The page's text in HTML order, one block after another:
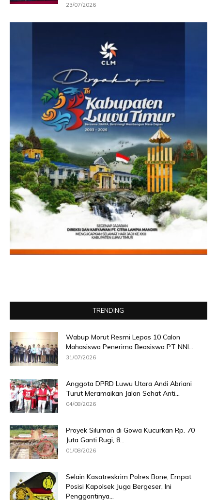
23/07/2026
TRENDING
Wabup Morut Resmi Lepas 10 Calon
Mahasiswa Penerima Beasiswa PT NNI...
31/07/2026
Anggota DPRD Luwu Utara Andi Abriani
Turut Meramaikan Jalan Sehat Anti...
04/08/2026
Proyek Siluman di Gowa Kucurkan Rp. 70
Juta Ganti Rugi, 8...
01/08/2026
Selain Kasatreskrim Polres Bone, Empat
Posisi Kapolsek Juga Bergeser, Ini
Penggantinya...